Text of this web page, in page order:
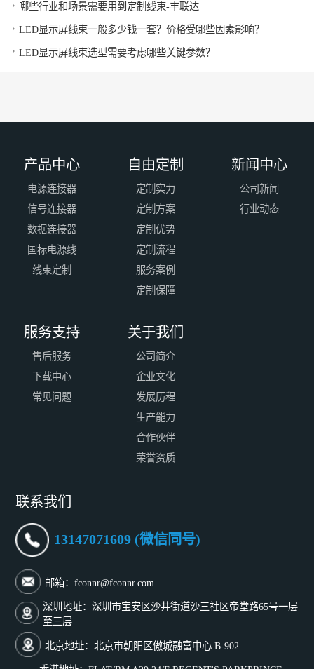
哪些行业和场景需要用到定制线束-丰联达
LED显示屏线束一般多少钱一套？价格受哪些因素影响？
LED显示屏线束选型需要考虑哪些关键参数？
产品中心
电源连接器
信号连接器
数据连接器
国标电源线
线束定制
自由定制
定制实力
定制方案
定制优势
定制流程
服务案例
定制保障
新闻中心
公司新闻
行业动态
服务支持
售后服务
下载中心
常见问题
关于我们
公司简介
企业文化
发展历程
生产能力
合作伙伴
荣誉资质
联系我们
13147071609 (微信同号)
邮箱：fconnr@fconnr.com
深圳地址：深圳市宝安区沙井街道沙三社区帝堂路65号一层
至三层
北京地址：北京市朝阳区傲城融富中心 B-902